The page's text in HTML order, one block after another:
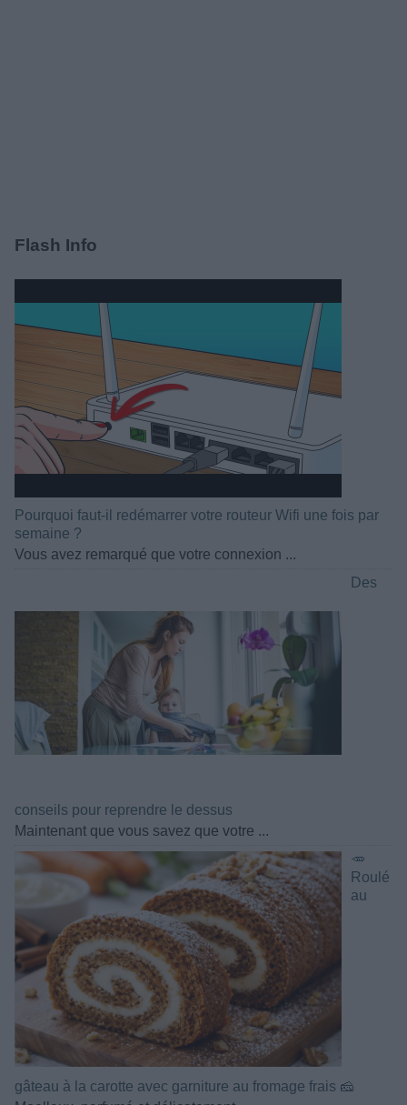
Flash Info
Pourquoi faut-il redémarrer votre routeur Wifi une fois par
semaine ?
Vous avez remarqué que votre connexion ...
Des
conseils pour reprendre le dessus
Maintenant que vous savez que votre ...
🥕
Roulé
au
gâteau à la carotte avec garniture au fromage frais 🧀